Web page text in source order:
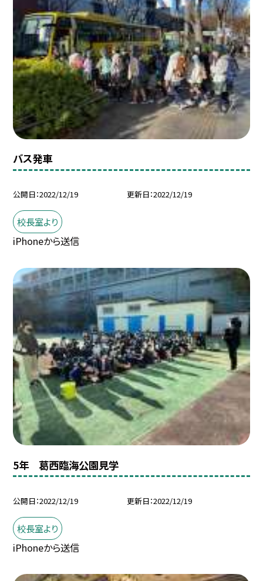
バス発車
公開日 2022/12/19 更新日 2022/12/19
校長室より
iPhoneから送信
5年 葛西臨海公園見学
公開日 2022/12/19 更新日 2022/12/19
校長室より
iPhoneから送信